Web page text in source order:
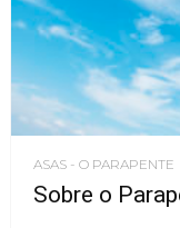
ASAS - O PARAPENTE
Sobre o